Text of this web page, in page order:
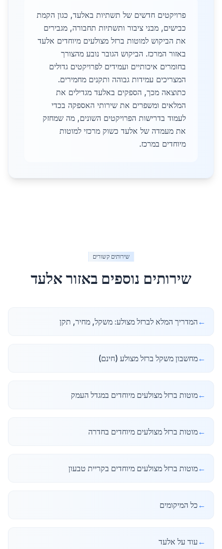
פרויקטים חדשים של תשתיות באלעד, כגון הקמת
כבישים, מבני ציבור ותשתיות תחבורה, מגבירים
את הביקוש למוטות ברזל מצולעים מיוחדים אלעד
באזור המרכז. הביקוש הגובר נובע מהצורך
בחומרים איכותיים ועמידים לפרויקטים גדולים
המצריכים עמידות גבוהה ותקנים מחמירים.
כתוצאה מכך, הספקים באלעד מגדילים את
המלאים ומשפרים את שירותי האספקה בכדי
לעמוד בדרישות הפרויקטים השונים, מה שמחזק
את מעמדה של אלעד כשוק מרכזי למוטות
מיוחדים במרכז.
שירותים קשורים
שירותים נוספים באזוראלעד
← המדריך המלא לברזל מצולע: משקל, מחיר, תקן
←מחשבון משקל ברזל מצולע (חינם)
←מוטות ברזל מצולעים מיוחדים במגדל העמק
←מוטות ברזל מצולעים מיוחדים בחדרה
←מוטות ברזל מצולעים מיוחדים בקריית טבעון
← כל המיקומים
← עוד על אלעד